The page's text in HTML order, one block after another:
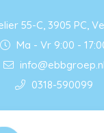
55-C, 3905 PC,
Ma - Vr 9:00 -
info@ebbgroep.nl
0318-590099